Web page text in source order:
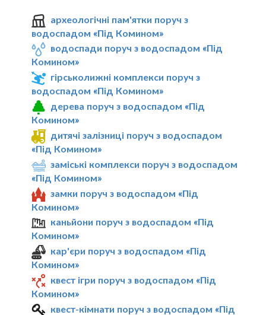
археологічні пам'ятки поруч з
водоспадом «Під Комином»
водоспади поруч з водоспадом «Під
Комином»
гірськолижні комплекси поруч з
водоспадом «Під Комином»
дерева поруч з водоспадом «Під
Комином»
дитячі залізниці поруч з водоспадом
«Під Комином»
заміські комплекси поруч з водоспадом
«Під Комином»
замки поруч з водоспадом «Під
Комином»
каньйони поруч з водоспадом «Під
Комином»
кар'єри поруч з водоспадом «Під
Комином»
квест ігри поруч з водоспадом «Під
Комином»
квест-кімнати поруч з водоспадом «Під